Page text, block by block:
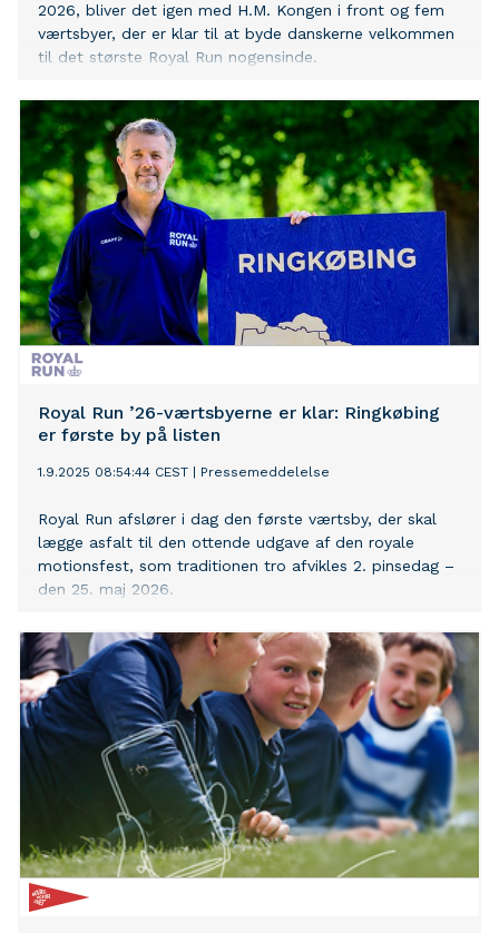
2026, bliver det igen med H.M. Kongen i front og fem
værtsbyer, der er klar til at byde danskerne velkommen
til det største Royal Run nogensinde.
Royal Run ’26-værtsbyerne er klar: Ringkøbing
er første by på listen
1.9.2025 08:54:44 CEST Pressemeddelelse
Royal Run afslører i dag den første værtsby, der skal
lægge asfalt til den ottende udgave af den royale
motionsfest, som traditionen tro afvikles 2. pinsedag –
den 25. maj 2026.